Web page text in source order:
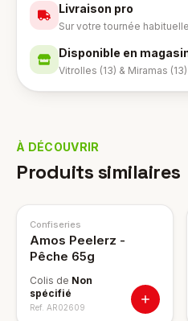
Livraison pro
Sur votre tournée
Disponible en
Vitrolles (13) & Miramas (13)
À DÉCOUVRIR
Produits similaires
Confiseries
Amos Peelerz -
Pêche 65g
Colis de Non
spécifié
Ref. AR02609